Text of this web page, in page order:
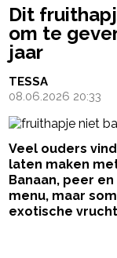
Dit
om te
jaar
TESSA
08.06.2026 20:33
Veel ouders
laten maken
Banaan, peer
menu, maar
exotische